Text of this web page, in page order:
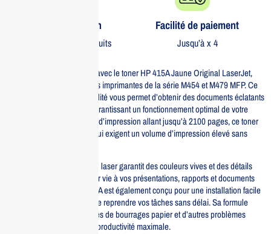
Garantie 1 an
Sur tous nos produits
Facilité de paiement
Jusqu’à x 4
Optimisez vos impressions avec le toner HP 415A Jaune Original LaserJet,
spécialement conçu pour les imprimantes de la série M454 et M479 MFP. Ce
consommable de haute qualité vous permet d’obtenir des documents éclatants
et professionnels, tout en garantissant un fonctionnement optimal de votre
appareil. Avec une capacité d’impression allant jusqu’à 2100 pages, ce toner
est idéal pour les bureaux qui exigent un volume d’impression élevé sans
La technologie d’impression laser garantit des couleurs vives et des détails
précis, permettant de donner vie à vos présentations, rapports et documents
importants. Le toner HP 415A est également conçu pour une installation facile
et rapide, vous permettant de reprendre vos tâches sans délai. Sa formule
avancée minimise les risques de bourrages papier et d’autres problèmes
d’impression, assurant une productivité maximale.